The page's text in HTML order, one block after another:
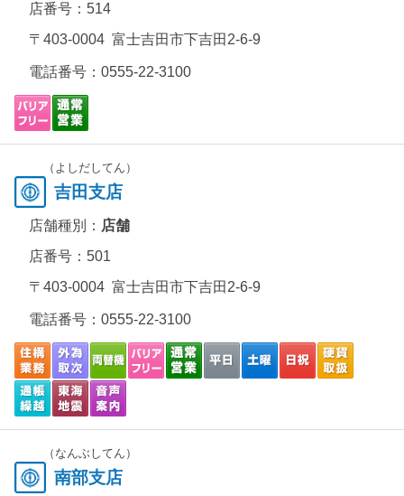
店番号：514
〒403-0004 富士吉田市下吉田2-6-9
電話番号： 0555-22-3100
（よしだしてん）
吉田支店
店舗種別： 店舗
店番号：501
〒403-0004 富士吉田市下吉田2-6-9
電話番号： 0555-22-3100
（なんぶしてん）
南部支店